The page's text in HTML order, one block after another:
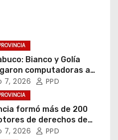
Bianco y Golía
computadoras a
7, 2026 PPD
formó más de 200
de derechos de
niños y adolescentes
7, 2026 PPD